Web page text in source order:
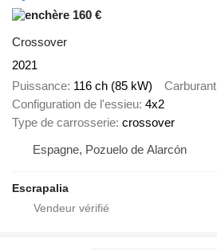
160 €
Crossover
2021
Puissance 116 ch (85 kW) Carburant
Configuration de l'essieu 4x2
Type de carrosserie crossover
Espagne, Pozuelo de Alarcón
Escrapalia